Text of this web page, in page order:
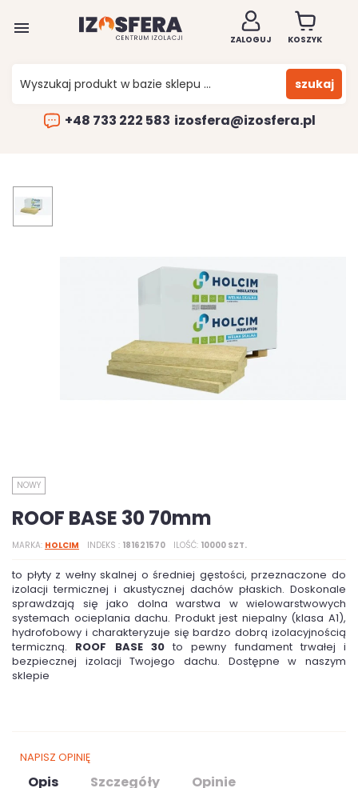

ZALOGUJ KOSZYK
szukaj
+48 733 222 583 izosfera@izosfera.pl
NOWY
ROOF BASE 30 70mm
MARKA HOLCIM INDEKS 181621570 ILOŚĆ 10000 SZT.
to płyty z wełny skalnej o średniej gęstości, przeznaczone do
izolacji termicznej i akustycznej dachów płaskich. Doskonale
sprawdzają się jako dolna warstwa w wielowarstwowych
systemach ocieplania dachu. Produkt jest niepalny (klasa A1),
hydrofobowy i charakteryzuje się bardzo dobrą izolacyjnością
termiczną. ROOF BASE 30to pewny fundament trwałej i
bezpiecznej izolacji Twojego dachu. Dostępne w naszym
sklepie
NAPISZ OPINIĘ
Opis Szczegóły
Opinie